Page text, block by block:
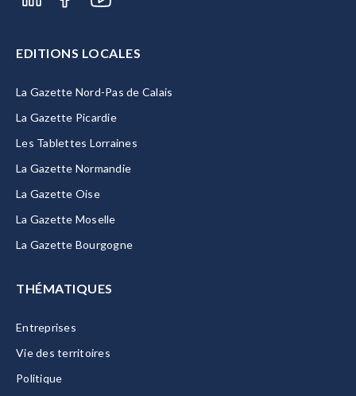
EDITIONS LOCALES
La Gazette Nord-Pas de Calais
La Gazette Picardie
Les Tablettes Lorraines
La Gazette Normandie
La Gazette Oise
La Gazette Moselle
La Gazette Bourgogne
THÉMATIQUES
Entreprises
Vie des territoires
Politique